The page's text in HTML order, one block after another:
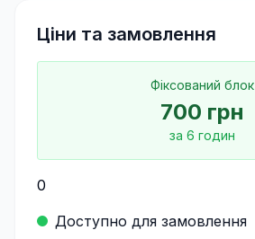
Ціни та замовлення
Фіксований блок
700 грн
за 6 годин
0
Доступно для замовлення